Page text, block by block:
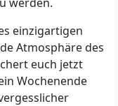
einzigartigen
Atmosphäre des
euch jetzt
Wochenende